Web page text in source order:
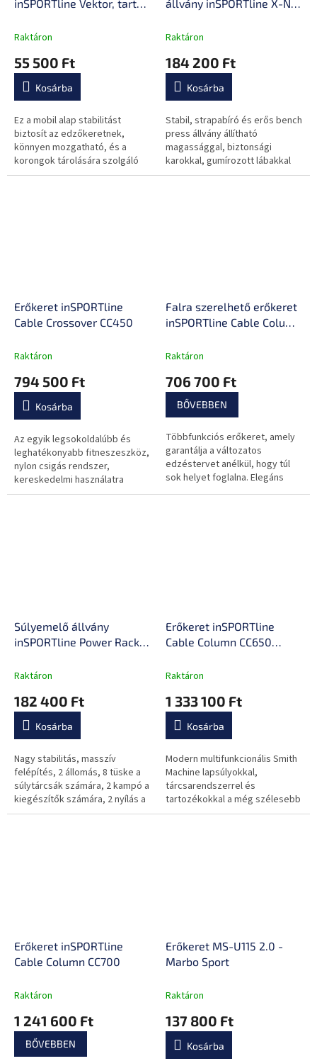
inSPORTline Vektor, tartós,
korongok elhelyezéséhez,
Raktáron
55 500 Ft
Kosárba
Ez a mobil alap stabilitást
biztosít az edzőkeretnek,
könnyen mozgatható, és a
korongok tárolására szolgáló
tüskéknek köszönhetően helyet
állvány inSPORTline X-NT
biztonsági karok, tartós
lábak, praktikus emelők
Raktáron
184 200 Ft
Kosárba
Stabil, strapabíró és erős bench
press állvány állítható
magassággal, biztonsági
karokkal, gumírozott lábakkal
és a súlypaddal való használat
Erőkeret inSPORTline
Cable Crossover CC450
Raktáron
794 500 Ft
Kosárba
Az egyik legsokoldalúbb és
leghatékonyabb fitneszeszköz,
nylon csigás rendszer,
kereskedelmi használatra
alkalmas.
Falra szerelhető erőkeret
inSPORTline Cable Column
Raktáron
706 700 Ft
BŐVEBBEN
Többfunkciós erőkeret, amely
garantálja a változatos
edzéstervet anélkül, hogy túl
sok helyet foglalna. Elegáns
kialakítás, 2 állítható csigával,
Súlyemelő állvány
inSPORTline Power Rack
Raktáron
182 400 Ft
Kosárba
Nagy stabilitás, masszív
felépítés, 2 állomás, 8 tüske a
súlytárcsák számára, 2 kampó a
kiegészítők számára, 2 nyílás a
súlyemelő rudak számára,
Erőkeret inSPORTline
Cable Column CC650
Raktáron
1 333 100 Ft
Kosárba
Modern multifunkcionális Smith
Machine lapsúlyokkal,
tárcsarendszerrel és
tartozékokkal a még szélesebb
körű felhasználáshoz, akár 2
Erőkeret inSPORTline
Cable Column CC700
Raktáron
1 241 600 Ft
BŐVEBBEN
Erőkeret MS-U115 2.0 -
Marbo Sport
Raktáron
137 800 Ft
Kosárba